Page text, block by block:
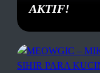
AKTIF!